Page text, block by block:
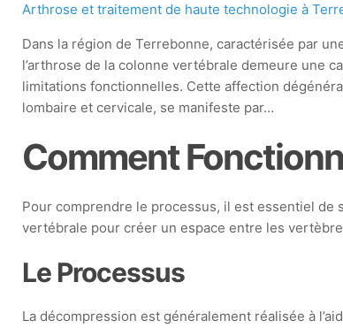
Arthrose et traitement de haute technologie à
Dans la région de Terrebonne, caractérisée par
l’arthrose de la colonne vertébrale demeure une
limitations fonctionnelles. Cette affection
lombaire et cervicale, se manifeste par…
Comment
Pour comprendre le processus, il est essentiel de
vertébrale pour créer un espace entre les
Le Processus
La décompression est généralement réalisée à